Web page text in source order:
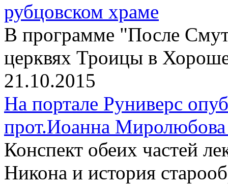
рубцовском храме
В программе "После
церквях Троицы в
21.10.2015
На портале Руниверс
прот.Иоанна Миролюбова
Конспект обеих частей
Никона и история